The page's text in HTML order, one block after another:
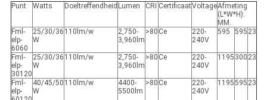
Punt Watts Doeltreffendheid Lumen CRI CertificaatVoltageAfmeting
(L*W*H):
MM.
Fml-
elp-
6060
25/30/36
W
110lm/w
2,750-
3,960lm
>80 Ce
220-
240V
595 595 23
Fml-
elp-
30120
25/30/36
W
110lm/w
2,750-
3,960lm
>80 Ce
220-
240V
1195 300 23
Fml-
elp-
40/45/50
W
110lm/w
4400-
5500lm
>80 Ce
220-
240V
1195595 23